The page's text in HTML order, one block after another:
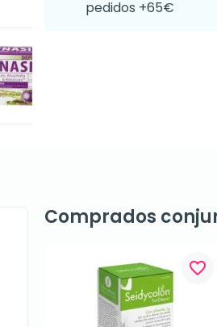
pedidos +65€
Comprados
favorite_border